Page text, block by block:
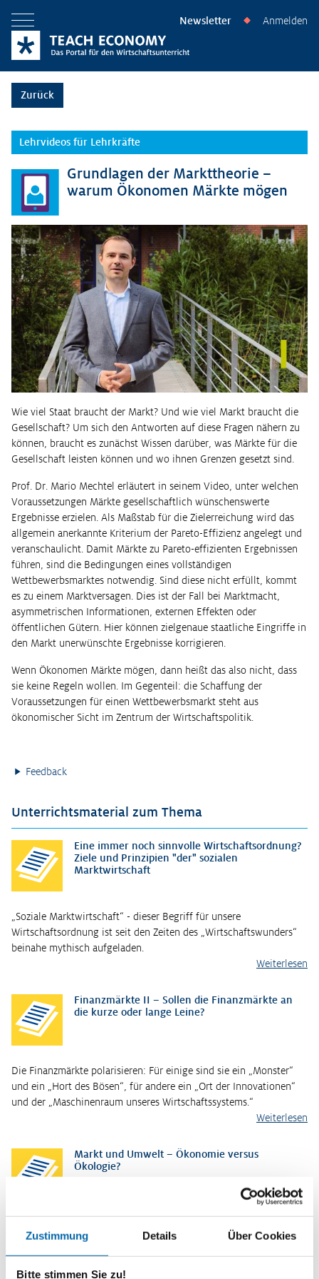
Zustimmung Details Über Cookies
Bitte stimmen Sie zu!
Menü öffnen Newsletter ◆ Anmelden
Zurück
Lehrvideos für Lehrkräfte
Grundlagen der Markttheorie –
warum Ökonomen Märkte mögen
Wie viel Staat braucht der Markt? Und wie viel Markt braucht die
Gesellschaft? Um sich den Antworten auf diese Fragen nähern zu
können, braucht es zunächst Wissen darüber, was Märkte für die
Gesellschaft leisten können und wo ihnen Grenzen gesetzt sind.
Prof. Dr. Mario Mechtel erläutert in seinem Video, unter welchen
Voraussetzungen Märkte gesellschaftlich wünschenswerte
Ergebnisse erzielen. Als Maßstab für die Zielerreichung wird das
allgemein anerkannte Kriterium der Pareto-Effizienz angelegt und
veranschaulicht. Damit Märkte zu Pareto-effizienten Ergebnissen
führen, sind die Bedingungen eines vollständigen
Wettbewerbsmarktes notwendig. Sind diese nicht erfüllt, kommt
es zu einem Marktversagen. Dies ist der Fall bei Marktmacht,
asymmetrischen Informationen, externen Effekten oder
öffentlichen Gütern. Hier können zielgenaue staatliche Eingriffe in
den Markt unerwünschte Ergebnisse korrigieren.
Wenn Ökonomen Märkte mögen, dann heißt das also nicht, dass
sie keine Regeln wollen. Im Gegenteil: die Schaffung der
Voraussetzungen für einen Wettbewerbsmarkt steht aus
ökonomischer Sicht im Zentrum der Wirtschaftspolitik.
Feedback
Unterrichtsmaterial zum Thema
Eine immer noch sinnvolle Wirtschaftsordnung?
Ziele und Prinzipien "der" sozialen
Marktwirtschaft
„Soziale Marktwirtschaft“ - dieser Begriff für unsere
Wirtschaftsordnung ist seit den Zeiten des „Wirtschaftswunders“
beinahe mythisch aufgeladen.
Weiterlesen
Finanzmärkte II – Sollen die Finanzmärkte an
die kurze oder lange Leine?
Die Finanzmärkte polarisieren: Für einige sind sie ein „Monster“
und ein „Hort des Bösen“, für andere ein „Ort der Innovationen“
und der „Maschinenraum unseres Wirtschaftssystems.“
Weiterlesen
Markt und Umwelt – Ökonomie versus
Ökologie?
wirtschaftliche Aktivitäten zum Wohle aller zu koordinieren.
Darüber hinaus werden dem Markt weitere positive Attribute
zugeordnet. So…